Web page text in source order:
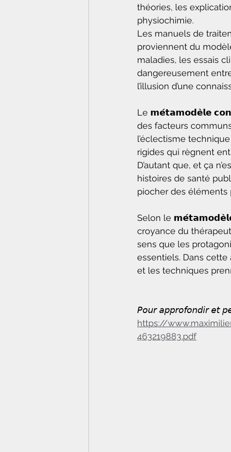
théories, les
physiochimie.
Les manuels de
proviennent du
maladies, les essais
dangereusement
l’illusion d’une
Le 𝗺𝗲́𝘁𝗮𝗺𝗼𝗱𝗲̀𝗹𝗲
des facteurs
l’éclectisme
rigides qui règnent
D’autant que, et ça
histoires de santé
piocher des éléments
Selon le 𝗺𝗲́𝘁𝗮𝗺𝗼𝗱𝗲̀𝗹𝗲
croyance du
sens que les
essentiels. Dans
et les techniques
𝘗𝘰𝘶𝘳 𝘢𝘱𝘱𝘳𝘰𝘧𝘰𝘯𝘥𝘪𝘳 𝘦𝘵
https://
463219883.pdf